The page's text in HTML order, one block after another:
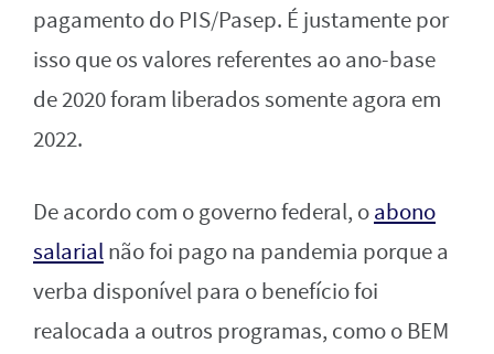
pagamento do PIS/Pasep. É justamente por
isso que os valores referentes ao ano-base
de 2020 foram liberados somente agora em
2022.
De acordo com o governo federal, oabono
salarialnão foi pago na pandemia porque a
verba disponível para o benefício foi
realocada a outros programas, como o BEM